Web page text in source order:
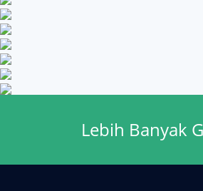
Lebih Banyak